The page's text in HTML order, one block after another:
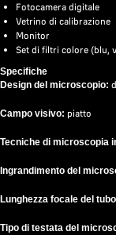
Fotocamera digitale
Vetrino di calibrazione
Monitor
Set di filtri colore (blu,
Specifiche
Design del microscopio:
Campo visivo: piatto
Tecniche di microscopia
Ingrandimento del
Lunghezza focale del
Tipo di testata del